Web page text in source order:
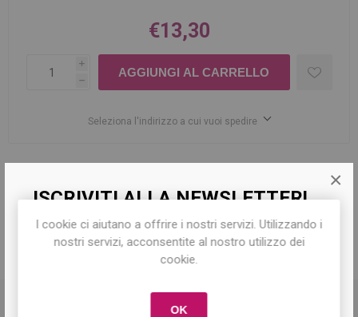
ISCRIVITI ALLA NEWSLETTER!
Iscriviti per conoscere le nostre ultime
offerte e ricevere il10% di sconto
×
€13,30
i
h
Seleziona l'indirizzo a cui vuoi spedire
DESCRIZIONE
I cookie ci aiutano a offrire i nostri servizi. Utilizzando i
nostri servizi, acconsentite al nostro utilizzo dei
cookie.
OK